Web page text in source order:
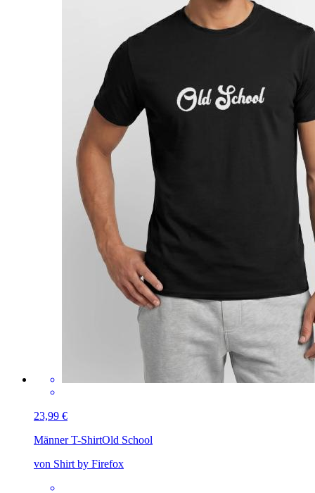
23,99 €
Männer T-ShirtOld School
von Shirt by Firefox